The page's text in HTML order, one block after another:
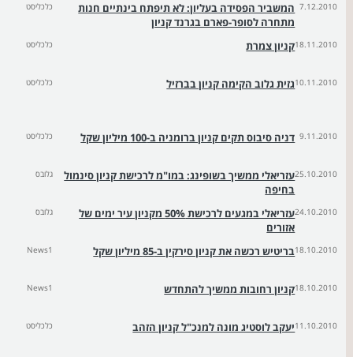
7.12.2010 המשביר הפסידה בעליון: לא תיפתח בינתיים חנות
מתחרה לסופר-פארם בגרנד קניון
כלכליסט
18.11.2010קניון צמרת כלכליסט
10.11.2010גזית גלוב הקימה קניון בברזיל כלכליסט
9.11.2010 דניה סיבוס תקים קניון ברומניה ב-100 מיליון שקל כלכליסט
25.10.2010עזריאלי ממשיך בשופינג: במו"מ לרכישת קניון סינמול
בחיפה
גלובס
24.10.2010
עזריאלי במגעים לרכישת 50% מקניון עיר ימים של
אזורים
גלובס
18.10.2010בריטיש רכשה את קניון סירקין ב-85 מיליון שקל News1
18.10.2010קניון רחובות ממשיך להתחדש News1
11.10.2010יעקב לוסטיג מונה למנכ"ל קניון הזהב כלכליסט